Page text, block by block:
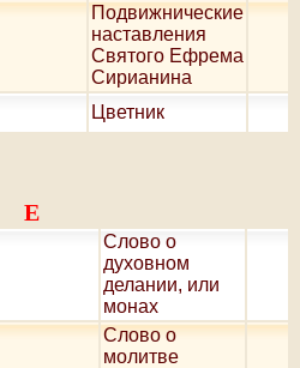
Подвижнические
наставления
Святого Ефрема
Сирианина
Цветник
Е
Слово о
духовном
делании, или
монах
Слово о
молитве